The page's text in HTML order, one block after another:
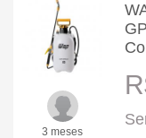
3 meses